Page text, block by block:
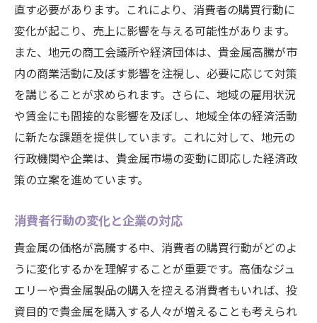
直す必要があります。これにより、消費者の購買行動に
変化が起こり、売上に影響を与える可能性があります。
また、地元の商工会議所や経済団体は、貴金属高騰が市
内の商業活動に及ぼす影響を注視し、必要に応じて対策
を講じることが求められます。さらに、地域の雇用状況
や賃金にも間接的な影響を及ぼし、地域全体の経済活動
に新たな課題を提供しています。これに対して、地元の
行政機関や企業は、貴金属市場の変動に即応した経済政
策の立案を進めています。
消費者行動の変化と企業の対応
貴金属の価格が高騰する中、消費者の購買行動がどのよ
うに変化するかを理解することが重要です。高価なジュ
エリーや貴金属製品の購入を控える消費者もいれば、投
資目的で貴金属を購入する人々が増えることも考えられ